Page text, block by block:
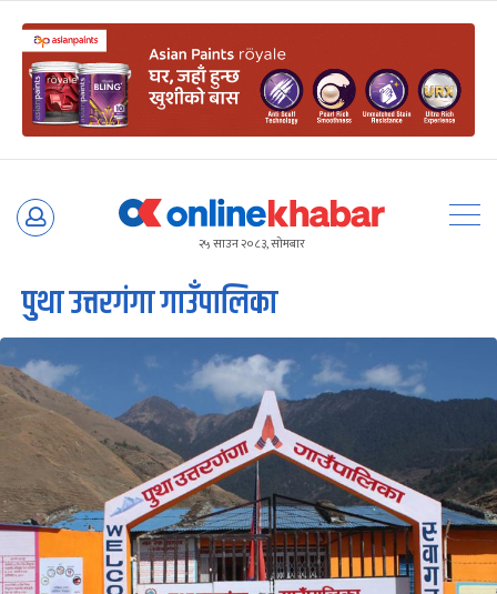
Skip
२५ साउन २०८३, सोमबार
पुथा उत्तरगंगा गाउँपालिका